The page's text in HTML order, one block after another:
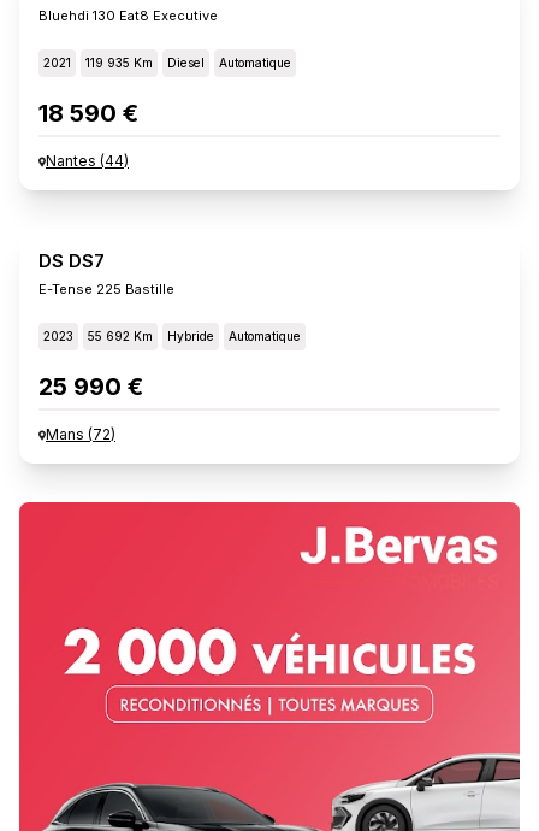
Bluehdi 130 Eat8 Executive
2021 119 935 Km Diesel Automatique
18 590 €
Nantes (44)
DS DS7
E-Tense 225 Bastille
2023 55 692 Km Hybride Automatique
25 990 €
Mans (72)